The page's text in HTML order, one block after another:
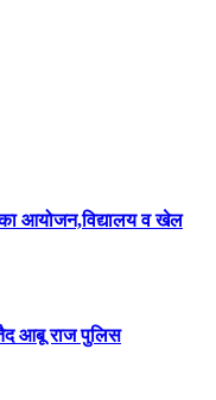
आयोजन,विद्यालय व खेल
आबू राज पुलिस